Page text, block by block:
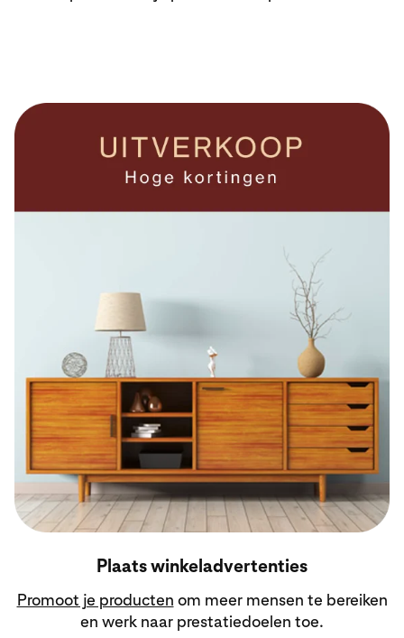
Plaats winkeladvertenties
Promoot je producten om meer mensen te bereiken
en werk naar prestatiedoelen toe.